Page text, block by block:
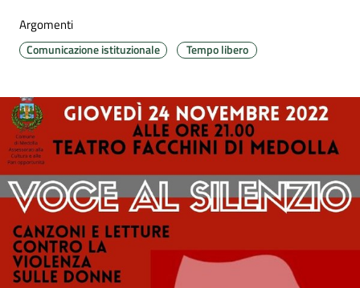
Associazioni
Prenota
appuntamento
Sportello
telematico
SUE
Tutti
gli
Argomenti
Comunicazione istituzionale Tempo libero